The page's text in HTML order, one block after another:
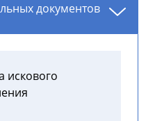
документов
искового